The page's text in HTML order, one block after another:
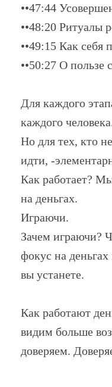
••47:44
••48:20 Ритуалы
••49:15 Как себя
••50:27 О пользе
Для каждого
каждого
Но для тех, кто
идти, -
Как работает?
на деньгах.
Играючи.
Зачем играючи?
фокус на
вы устанете.
Как работают
видим больше
доверяем.